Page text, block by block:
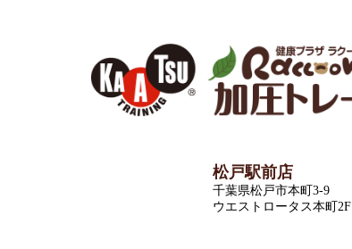
松戸駅前店
千葉県松戸市本町3-9
ウエストロータス本町2F